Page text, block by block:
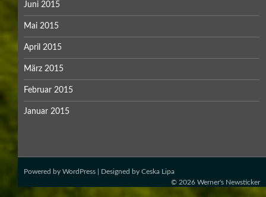
Juni 2015
Mai 2015
April 2015
März 2015
Februar 2015
Januar 2015
Powered by WordPress | Designed by Ceska Lipa
© 2026 Werner's Newsticker